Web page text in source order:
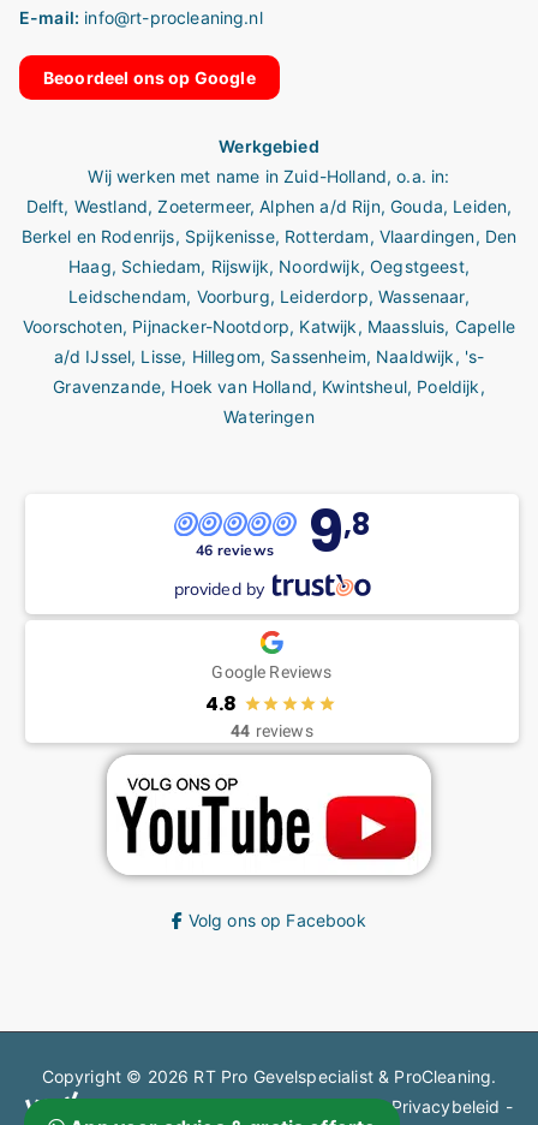
E-mail: info@rt-procleaning.nl
Beoordeel ons op Google
Werkgebied
Wij werken met name inZuid-Holland, o.a. in:
Delft, Westland,Zoetermeer,Alphen a/d Rijn,Gouda, Leiden,
Berkel en Rodenrijs, Spijkenisse, Rotterdam, Vlaardingen, Den
Haag, Schiedam, Rijswijk, Noordwijk,Oegstgeest,
Leidschendam, Voorburg, Leiderdorp,Wassenaar,
Voorschoten, Pijnacker-Nootdorp, Katwijk, Maassluis, Capelle
a/d IJssel, Lisse, Hillegom, Sassenheim, Naaldwijk, 's-
Gravenzande, Hoek van Holland, Kwintsheul, Poeldijk,
Wateringen
46 reviews 9,8
provided by
Google Reviews
4.8
44 reviews
Volg ons op Facebook
Copyright © 2026 RT Pro Gevelspecialist & ProCleaning.
en steigerbouw gecertificeerd bedrijf.Privacybeleid -